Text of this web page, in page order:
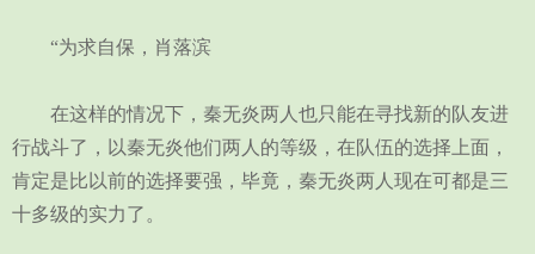
“为求自保，肖落滨
在这样的情况下，秦无炎两人也只能在寻找新的队友进
行战斗了，以秦无炎他们两人的等级，在队伍的选择上面，
肯定是比以前的选择要强，毕竟，秦无炎两人现在可都是三
十多级的实力了。